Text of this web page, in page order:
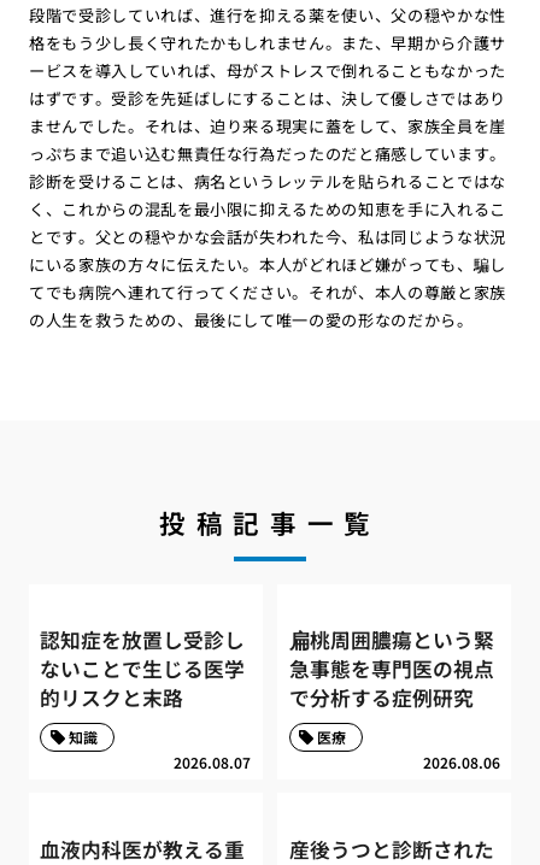
段階で受診していれば、進行を抑える薬を使い、父の穏やかな性
格をもう少し長く守れたかもしれません。また、早期から介護サ
ービスを導入していれば、母がストレスで倒れることもなかった
はずです。受診を先延ばしにすることは、決して優しさではあり
ませんでした。それは、迫り来る現実に蓋をして、家族全員を崖
っぷちまで追い込む無責任な行為だったのだと痛感しています。
診断を受けることは、病名というレッテルを貼られることではな
く、これからの混乱を最小限に抑えるための知恵を手に入れるこ
とです。父との穏やかな会話が失われた今、私は同じような状況
にいる家族の方々に伝えたい。本人がどれほど嫌がっても、騙し
てでも病院へ連れて行ってください。それが、本人の尊厳と家族
の人生を救うための、最後にして唯一の愛の形なのだから。
投稿記事一覧
認知症を放置し受診し
ないことで生じる医学
的リスクと末路
2026.08.07
知識
扁桃周囲膿瘍という緊
急事態を専門医の視点
で分析する症例研究
2026.08.06
医療
血液内科医が教える重
産後うつと診断された